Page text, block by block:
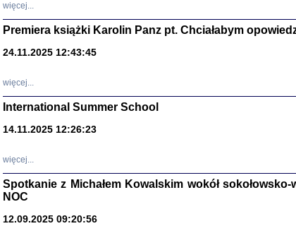
więcej...
Premiera książki Karolin Panz pt. Chciałabym
24.11.2025 12:43:45
więcej...
International Summer School
14.11.2025 12:26:23
więcej...
Spotkanie z Michałem Kowalskim wokół
NOC
12.09.2025 09:20:56